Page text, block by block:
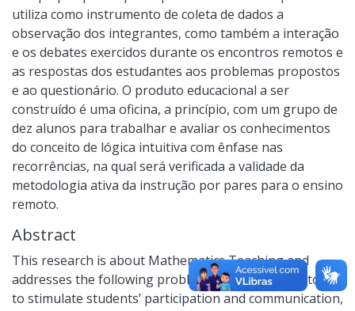
utiliza como instrumento de coleta de dados a
observação dos integrantes, como também a interação
e os debates exercidos durante os encontros remotos e
as respostas dos estudantes aos problemas propostos
e ao questionário. O produto educacional a ser
construído é uma oficina, a princípio, com um grupo de
dez alunos para trabalhar e avaliar os conhecimentos
do conceito de lógica intuitiva com ênfase nas
recorrências, na qual será verificada a validade da
metodologia ativa da instrução por pares para o ensino
remoto.
Abstract
This research is about Mathematics Teaching and
addresses the following problem: how to develop tools
to stimulate students’ participation and communication,